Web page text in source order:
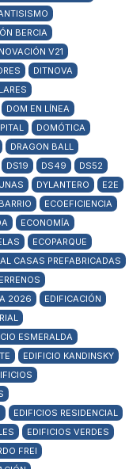
BERCIA
V21
DITNOVA
DOM EN LÍNEA
DOMÓTICA
DRAGON BALL
DS19 DS49
DS52
DYLANTERO
E2E
ECOEFICIENCIA
ECONOMÍA
ECOPARQUE
CASAS PREFABRICADAS
2026
EDIFICACIÓN
ESMERALDA
EDIFICIO KANDINSKY
EDIFICIOS RESIDENCIAL
EDIFICIOS VERDES
FREI